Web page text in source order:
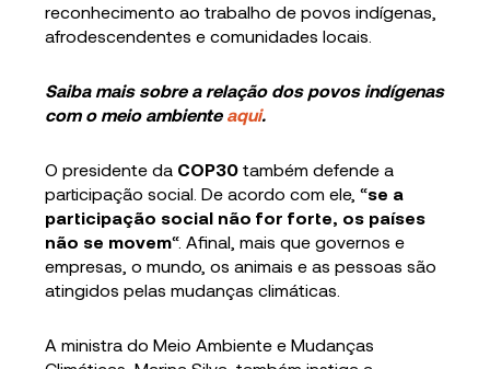
reconhecimento ao trabalho de povos indígenas,
afrodescendentes e comunidades locais.
Saiba mais sobre a relação dos povos indígenas
com o meio ambiente aqui.
O presidente da COP30também defende a
participação social. De acordo com ele, “se a
participação social não for forte, os países
não se movem“. Afinal, mais que governos e
empresas, o mundo, os animais e as pessoas são
atingidos pelas mudanças climáticas.
A ministra do Meio Ambiente e Mudanças